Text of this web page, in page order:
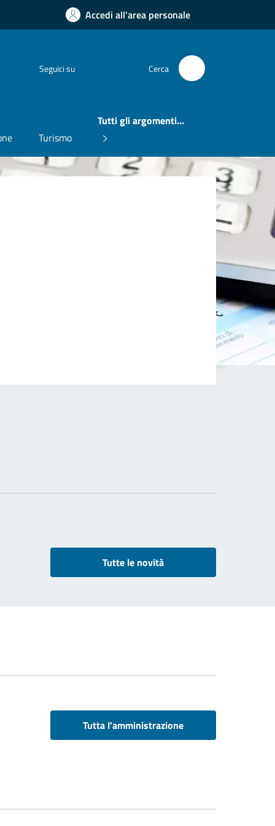
Accedi all'area personale
Seguici su Cerca
Turismo
Tutti gli argomenti...
Tutte le novità
Tutta l’amministrazione